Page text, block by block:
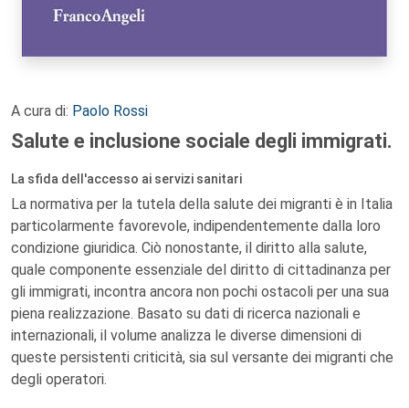
A cura di: Paolo Rossi
Salute e inclusione sociale degli immigrati.
La sfida dell'accesso ai servizi sanitari
La normativa per la tutela della salute dei migranti è in Italia
particolarmente favorevole, indipendentemente dalla loro
condizione giuridica. Ciò nonostante, il diritto alla salute,
quale componente essenziale del diritto di cittadinanza per
gli immigrati, incontra ancora non pochi ostacoli per una sua
piena realizzazione. Basato su dati di ricerca nazionali e
internazionali, il volume analizza le diverse dimensioni di
queste persistenti criticità, sia sul versante dei migranti che
degli operatori.